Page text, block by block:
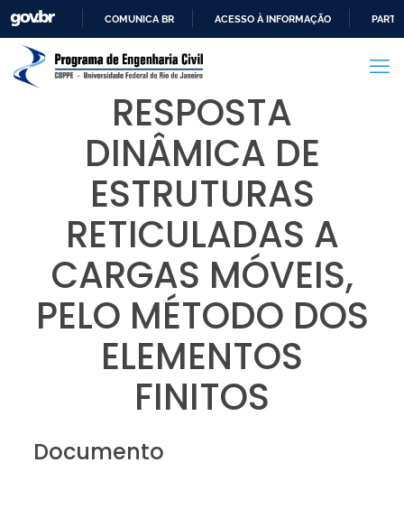
PARA
CONTEÚDO
COMUNICA BR ACESSO À INFORMAÇÃO
RESPOSTA
DINÂMICA DE
ESTRUTURAS
RETICULADAS A
CARGAS MÓVEIS,
PELO MÉTODO DOS
ELEMENTOS
FINITOS
Documento